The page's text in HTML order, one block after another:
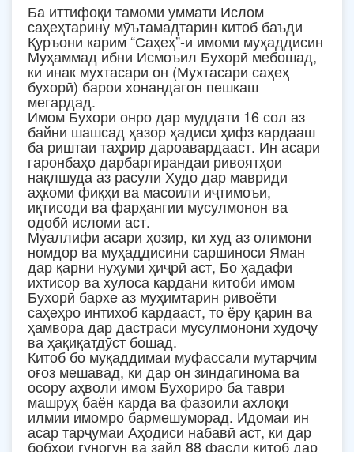
Ба иттифоқи тамоми уммати Ислом
саҳеҳтарину мӯътамадтарин китоб баъди
Қуръони карим “Саҳеҳ”-и имоми муҳаддисин
Муҳаммад ибни Исмоъил Бухорӣ мебошад,
ки инак мухтасари он (Мухтасари саҳеҳ
бухорӣ) барои хонандагон пешкаш
мегардад.
Имом Бухори онро дар муддати 16 сол аз
байни шашсад ҳазор ҳадиси ҳифз кардааш
ба риштаи таҳрир дароавардааст. Ин асари
гаронбаҳо дарбаргирандаи ривоятҳои
нақлшуда аз расули Худо дар мавриди
аҳкоми фиқҳи ва масоили иҷтимоъи,
иқтисоди ва фарҳангии мусулмонон ва
одобӣ исломи аст.
Муаллифи асари ҳозир, ки худ аз олимони
номдор ва муҳаддисини саршиноси Яман
дар қарни нуҳуми ҳиҷрӣ аст, Бо ҳадафи
ихтисор ва хулоса кардани китоби имом
Бухорӣ бархе аз муҳимтарин ривоёти
саҳеҳро интихоб кардааст, то ёру қарин ва
ҳамвора дар дастраси мусулмонони худоҷу
ва ҳақиқатдӯст бошад.
Китоб бо муқаддимаи муфассали мутарҷим
оғоз мешавад, ки дар он зиндагинома ва
осору аҳволи имом Бухориро ба таври
машруҳ баён карда ва фазоили ахлоқи
илмии имомро бармешуморад. Идомаи ин
асар тарҷумаи Аҳодиси набавӣ аст, ки дар
бобҳои гуногун ва зайл 88 фасли китоб дар